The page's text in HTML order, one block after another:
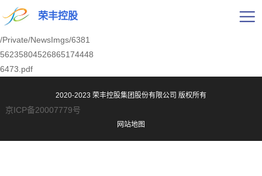
荣丰控股
/Private/NewsImgs/6381
56235804526865174448
6473.pdf
2020-2023 荣丰控股集团股份有限公司 版权所有
京ICP备20007779号
网站地图